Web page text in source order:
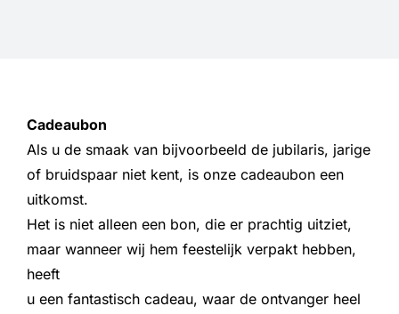
Sale
Cadeaubon
Als u de smaak van bijvoorbeeld de jubilaris, jarige
of bruidspaar niet kent, is onze cadeaubon een
uitkomst.
Het is niet alleen een bon, die er prachtig uitziet,
maar wanneer wij hem feestelijk verpakt hebben,
heeft
u een fantastisch cadeau, waar de ontvanger heel